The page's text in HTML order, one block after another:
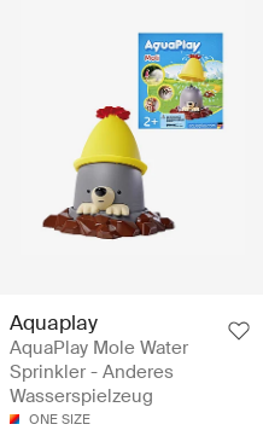
Aquaplay
AquaPlay Mole Water
Sprinkler - Anderes
Wasserspielzeug
ONE SIZE